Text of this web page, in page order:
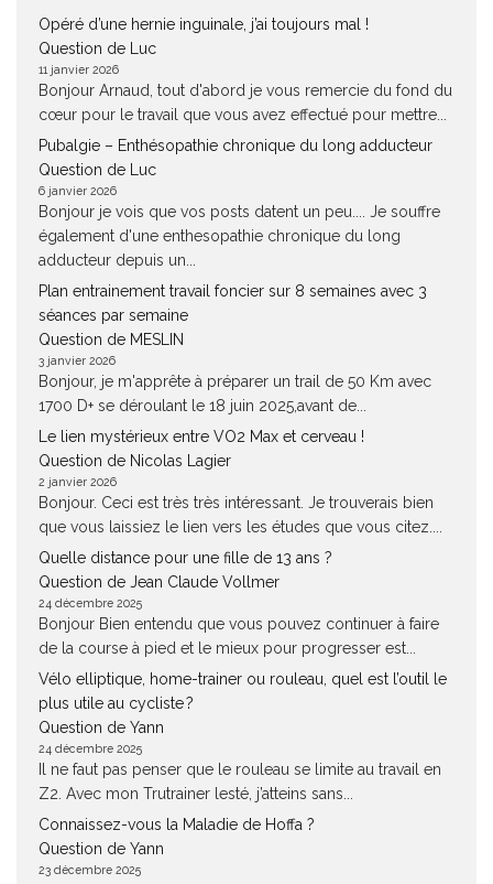
Opéré d’une hernie inguinale, j’ai toujours mal !
Question de Luc
11 janvier 2026
Bonjour Arnaud, tout d'abord je vous remercie du fond du
cœur pour le travail que vous avez effectué pour mettre...
Pubalgie – Enthésopathie chronique du long adducteur
Question de Luc
6 janvier 2026
Bonjour je vois que vos posts datent un peu.... Je souffre
également d'une enthesopathie chronique du long
adducteur depuis un...
Plan entrainement travail foncier sur 8 semaines avec 3
séances par semaine
Question de MESLIN
3 janvier 2026
Bonjour, je m'apprête à préparer un trail de 50 Km avec
1700 D+ se déroulant le 18 juin 2025,avant de...
Le lien mystérieux entre VO2 Max et cerveau !
Question de Nicolas Lagier
2 janvier 2026
Bonjour. Ceci est très très intéressant. Je trouverais bien
que vous laissiez le lien vers les études que vous citez....
Quelle distance pour une fille de 13 ans ?
Question de Jean Claude Vollmer
24 décembre 2025
Bonjour Bien entendu que vous pouvez continuer à faire
de la course à pied et le mieux pour progresser est...
Vélo elliptique, home-trainer ou rouleau, quel est l’outil le
plus utile au cycliste ?
Question de Yann
24 décembre 2025
Il ne faut pas penser que le rouleau se limite au travail en
Z2. Avec mon Trutrainer lesté, j’atteins sans...
Connaissez-vous la Maladie de Hoffa ?
Question de Yann
23 décembre 2025